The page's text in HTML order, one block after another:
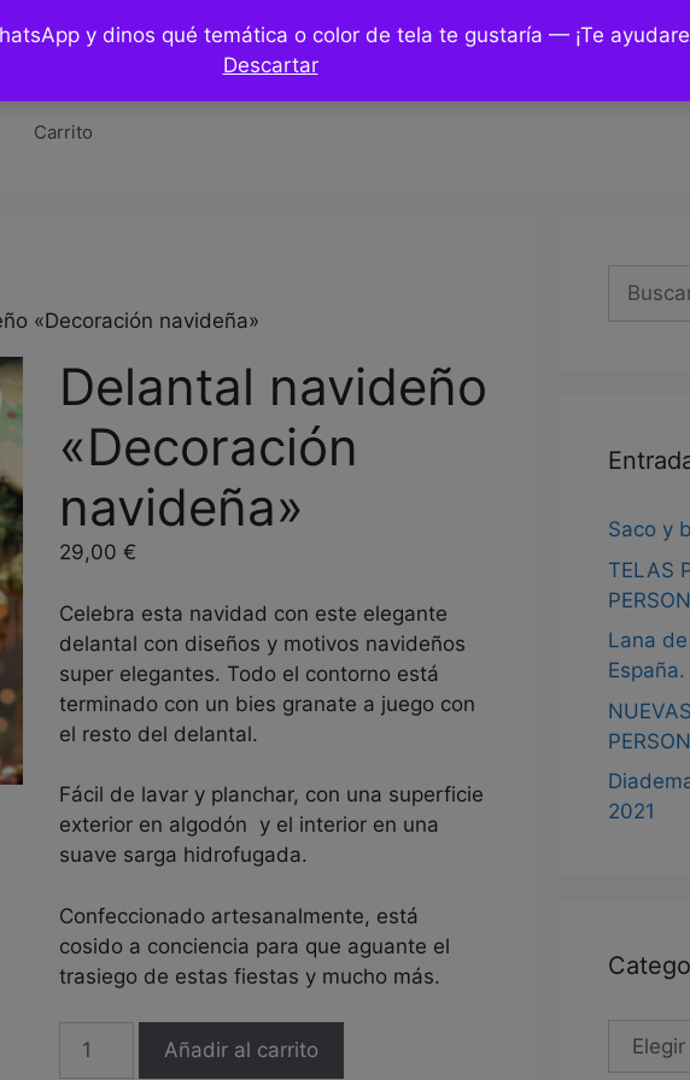
y dinos qué temática o color de tela te gustaría — ¡Te
Descartar
Hazlo tu mismo / DIY
Carrito
«Decoración navideña»
Delantal navideño
«Decoración
navideña»
29,00 €
Celebra esta navidad con este elegante
delantal con diseños y motivos navideños
super elegantes. Todo el contorno está
terminado con un bies granate a juego con
el resto del delantal.
Fácil de lavar y planchar, con una superficie
exterior en algodón y el interior en una
suave sarga hidrofugada.
Confeccionado artesanalmente, está
cosido a conciencia para que aguante el
trasiego de estas fiestas y mucho más.
Delantal
Añadir al carrito
Buscar:
Saco y
TELAS
Lana
España.
2021